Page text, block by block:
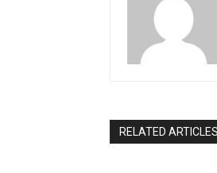
RELATED ARTICLES